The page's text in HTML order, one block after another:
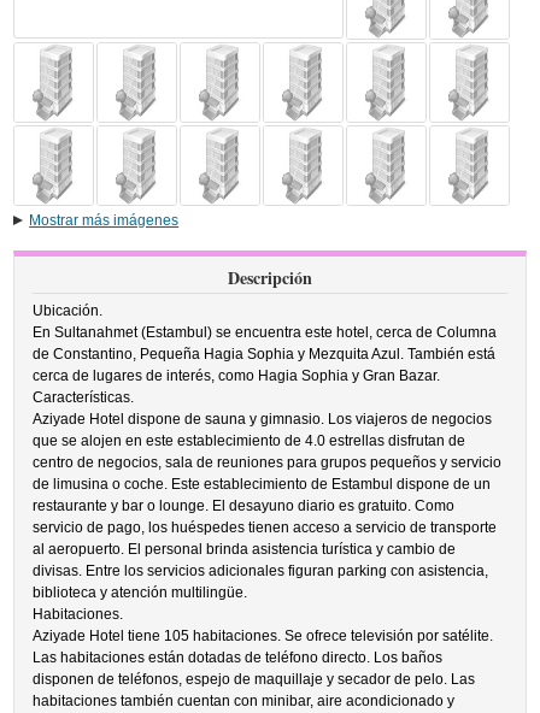
Mostrar más imágenes
Descripción
Ubicación.
En Sultanahmet (Estambul) se encuentra este hotel, cerca de Columna
de Constantino, Pequeña Hagia Sophia y Mezquita Azul. También está
cerca de lugares de interés, como Hagia Sophia y Gran Bazar.
Características.
Aziyade Hotel dispone de sauna y gimnasio. Los viajeros de negocios
que se alojen en este establecimiento de 4.0 estrellas disfrutan de
centro de negocios, sala de reuniones para grupos pequeños y servicio
de limusina o coche. Este establecimiento de Estambul dispone de un
restaurante y bar o lounge. El desayuno diario es gratuito. Como
servicio de pago, los huéspedes tienen acceso a servicio de transporte
al aeropuerto. El personal brinda asistencia turística y cambio de
divisas. Entre los servicios adicionales figuran parking con asistencia,
biblioteca y atención multilingüe.
Habitaciones.
Aziyade Hotel tiene 105 habitaciones. Se ofrece televisión por satélite.
Las habitaciones están dotadas de teléfono directo. Los baños
disponen de teléfonos, espejo de maquillaje y secador de pelo. Las
habitaciones también cuentan con minibar, aire acondicionado y